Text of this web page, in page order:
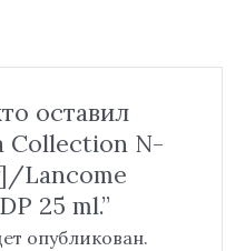
оставил
Collection N-
Lancome
25 ml.”
опубликован.